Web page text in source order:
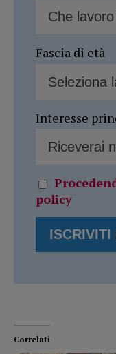
Fascia di età
Interesse
policy
Correlati